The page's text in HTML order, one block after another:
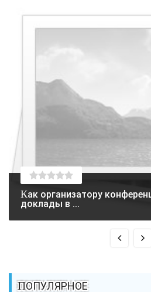
Как организатору конференции превратить
доклады в ...
ПОПУЛЯРНОЕ